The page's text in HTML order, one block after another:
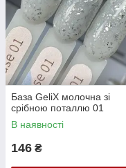
База GeliX молочна зі
срібною поталлю 01
В наявності
146 ₴